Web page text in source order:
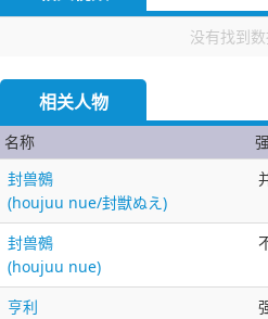
没有找到数
相关人物
名称
封兽鵺
(houjuu nue/封獣ぬえ)
封兽鵺
(houjuu nue)
亨利